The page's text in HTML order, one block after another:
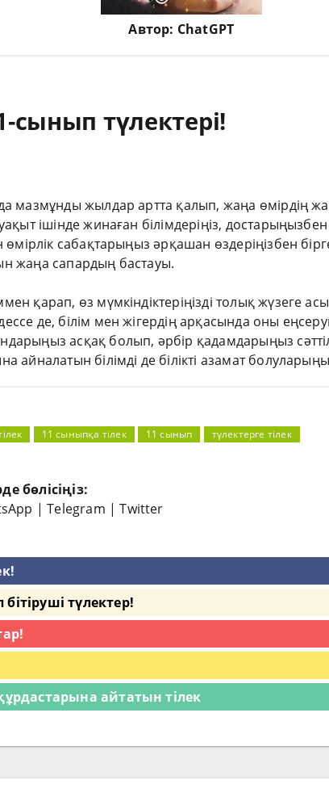
Автор: ChatGPT
сынып түлектері!
мазмұнды жылдар артта қалып, жаңа өмірдің
ішінде жинаған білімдеріңіз,
өмірлік сабақтарыңыз әрқашан өздеріңізбен
жаңа сапардың бастауы.
қарап, өз мүмкіндіктеріңізді толық жүзеге
де, білім мен жігердің арқасында оны
асқақ болып, әрбір қадамдарыңыз
айналатын білімді де білікті азамат
11 сыныпқа тілек 11 сынып түлектерге тілек
бөлісіңіз:
|Telegram |Twitter
түлектер!
айтатын тілек